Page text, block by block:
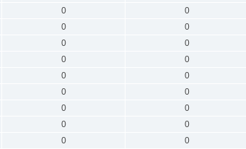
0 0
0 0
0 0
0 0
0 0
0 0
0 0
0 0
0 0